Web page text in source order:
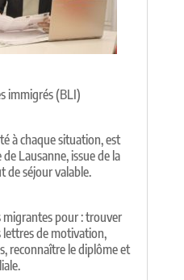
immigrés (BLI)
à chaque situation, est
Lausanne, issue de la
de séjour valable.
pour : trouver
lettres de motivation,
reconnaître le diplôme et